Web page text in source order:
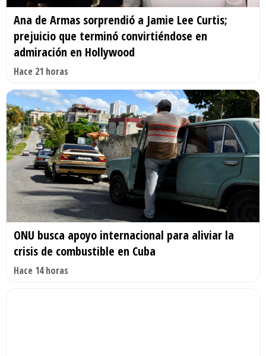
Ana de Armas sorprendió a Jamie Lee Curtis;
prejuicio que terminó convirtiéndose en
admiración en Hollywood
Hace 21 horas
ONU busca apoyo internacional para aliviar la
crisis de combustible en Cuba
Hace 14 horas